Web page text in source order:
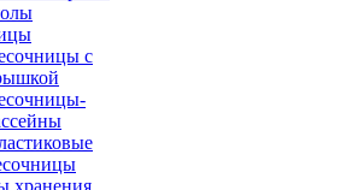
с
хранения